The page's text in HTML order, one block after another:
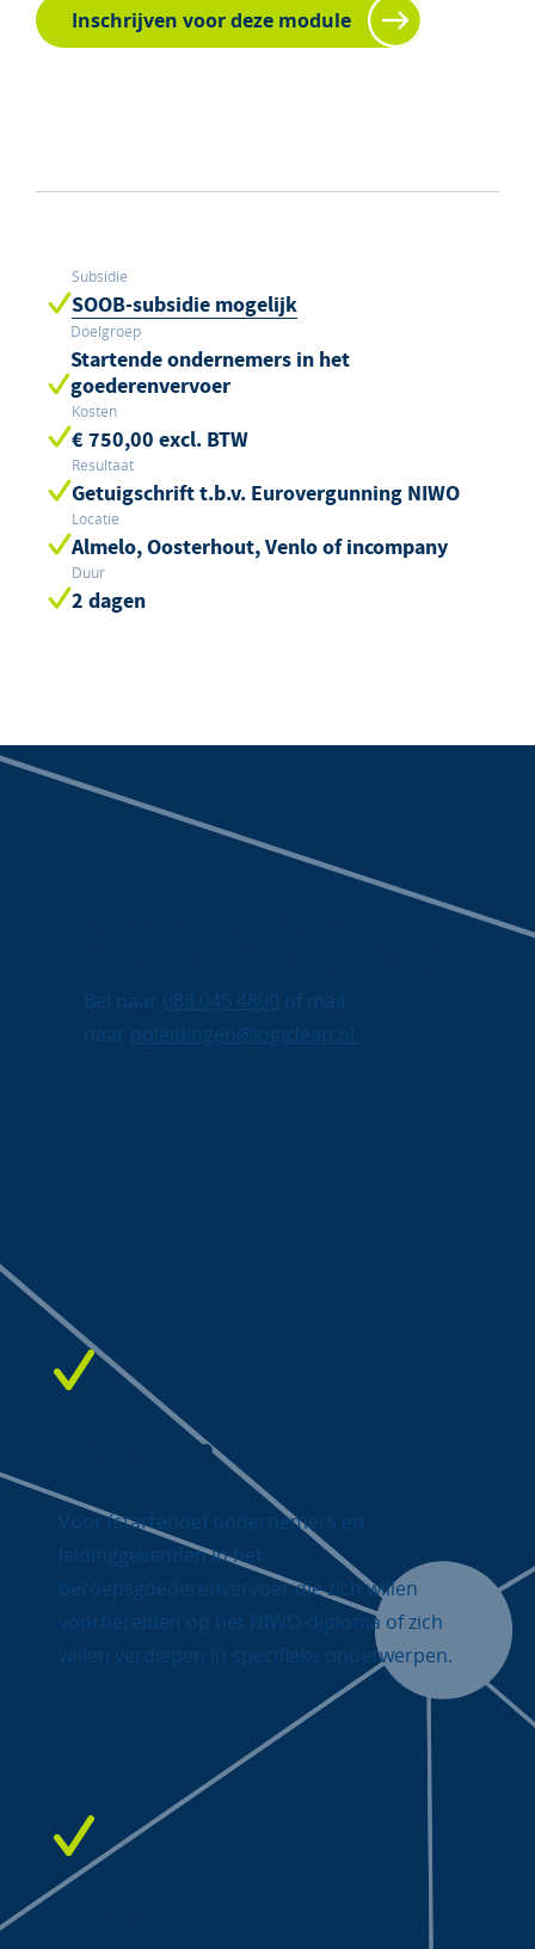
Inschrijven voor deze module
Subsidie
SOOB-subsidie mogelijk
Doelgroep
Startende ondernemers in het
goederenvervoer
Kosten
€ 750,00 excl. BTW
Resultaat
Getuigschrift t.b.v. Eurovergunning NIWO
Locatie
Almelo, Oosterhout, Venlo of incompany
Duur
2 dagen
Bel naar 088 045 4800 of mail
naar opleidingen@logicleap.nl.
Doelgroep
Voor (startende) ondernemers en
leidinggevenden in het
beroepsgoederenvervoer die zich willen
voorbereiden op het NIWO-diploma of zich
willen verdiepen in specifieke onderwerpen.